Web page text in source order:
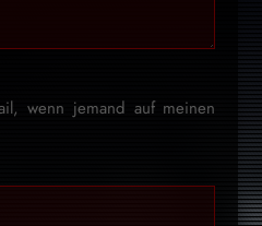
wenn jemand auf meinen